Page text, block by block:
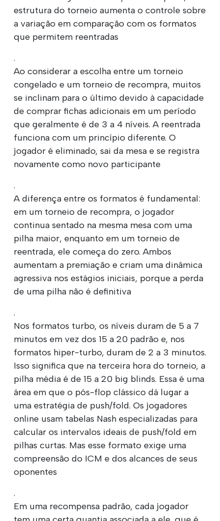
estrutura do torneio aumenta o controle sobre
a variação em comparação com os formatos
que permitem reentradas
.
Ao considerar a escolha entre um torneio
congelado e um torneio de recompra, muitos
se inclinam para o último devido à capacidade
de comprar fichas adicionais em um período
que geralmente é de 3 a 4 níveis. A reentrada
funciona com um princípio diferente. O
jogador é eliminado, sai da mesa e se registra
novamente como novo participante
.
A diferença entre os formatos é fundamental:
em um torneio de recompra, o jogador
continua sentado na mesma mesa com uma
pilha maior, enquanto em um torneio de
reentrada, ele começa do zero. Ambos
aumentam a premiação e criam uma dinâmica
agressiva nos estágios iniciais, porque a perda
de uma pilha não é definitiva
.
Nos formatos turbo, os níveis duram de 5 a 7
minutos em vez dos 15 a 20 padrão e, nos
formatos hiper-turbo, duram de 2 a 3 minutos.
Isso significa que na terceira hora do torneio, a
pilha média é de 15 a 20 big blinds. Essa é uma
área em que o pós-flop clássico dá lugar a
uma estratégia de push/fold. Os jogadores
online usam tabelas Nash especializadas para
calcular os intervalos ideais de push/fold em
pilhas curtas. Mas esse formato exige uma
compreensão do ICM e dos alcances de seus
oponentes
.
Em uma recompensa padrão, cada jogador